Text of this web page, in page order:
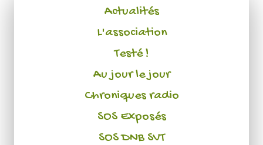
Actualités
L'association
Testé !
Au jour le jour
Chroniques radio
SOS Exposés
SOS DNB SVT